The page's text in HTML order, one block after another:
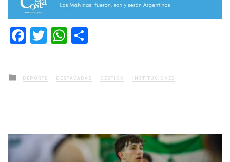
Facebook
TwitterWhatsApp
Posted
in
DEPORTE DESTACADAS GESTIÓN INSTITUCIONES